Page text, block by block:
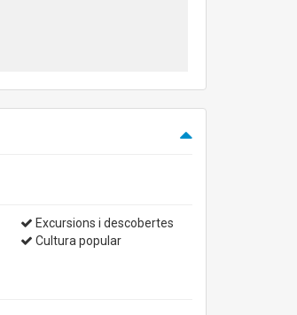
Excursions i descobertes
Cultura popular